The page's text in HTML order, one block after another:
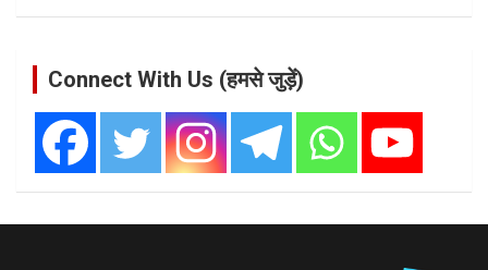
Connect With Us (हमसे जुड़ें)